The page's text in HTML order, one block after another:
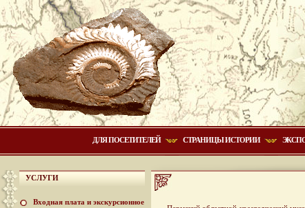
ДЛЯ ПОСЕТИТЕЛЕЙ СТРАНИЦЫ ИСТОРИИ
УСЛУГИ
Входная плата и экскурсионное